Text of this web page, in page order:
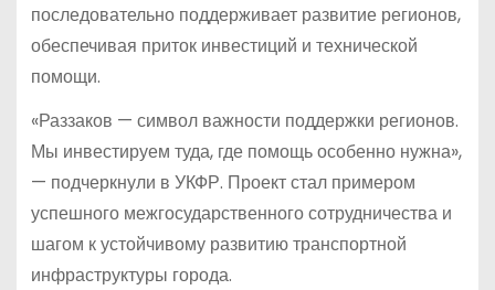
последовательно поддерживает развитие регионов,
обеспечивая приток инвестиций и технической
помощи.
«Раззаков — символ важности поддержки регионов.
Мы инвестируем туда, где помощь особенно нужна»,
— подчеркнули в УКФР. Проект стал примером
успешного межгосударственного сотрудничества и
шагом к устойчивому развитию транспортной
инфраструктуры города.